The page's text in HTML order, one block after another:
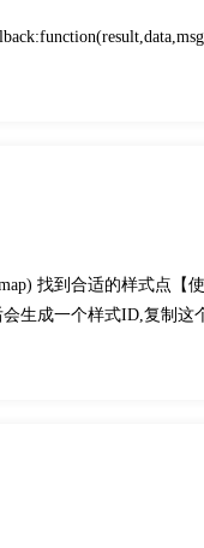
找到合适的样式点【
生成一个样式ID,复制这